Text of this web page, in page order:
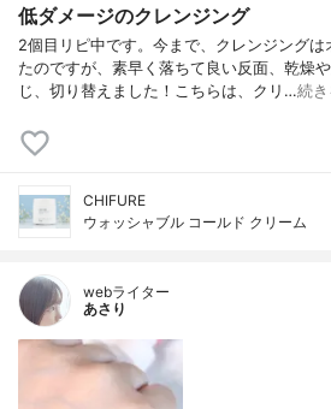
低ダメージのクレンジング
2個目リピ中です。今まで、クレンジングは
たのですが、素早く落ちて良い反面、乾燥
じ、切り替えました！こちらは、クリ…続
CHIFURE
ウォッシャブル コールド クリーム
webライター
あさり